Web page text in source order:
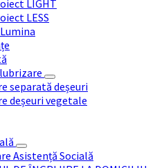
LIGHT
LESS
separată deșeuri
deșeuri vegetale
Asistență Socială